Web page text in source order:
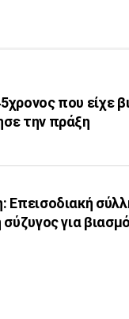
που είχε
την πράξη
Επεισοδιακή
σύζυγος για βιασμό